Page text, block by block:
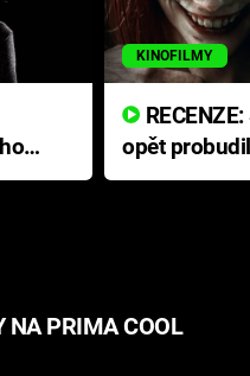
KINOFILMY
opět
přichází s
NA PRIMA COOL